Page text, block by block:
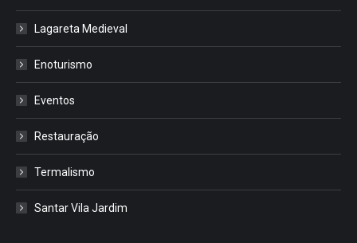
Lagareta Medieval
Enoturismo
Eventos
Restauração
Termalismo
Santar Vila Jardim